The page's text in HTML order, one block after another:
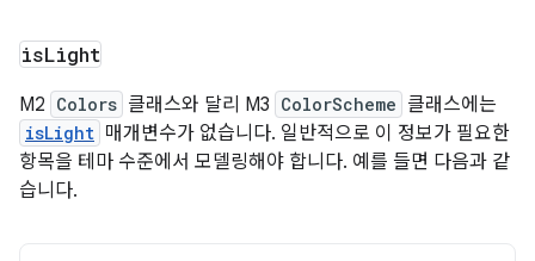
isLight
M2 Colors 클래스와 달리 M3 ColorScheme 클래스에는
isLight 매개변수가 없습니다. 일반적으로 이 정보가 필요한
항목을 테마 수준에서 모델링해야 합니다. 예를 들면 다음과 같
습니다.